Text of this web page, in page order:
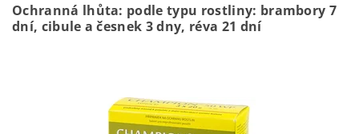
Ochranná lhůta: podle typu rostliny: brambory 7
dní, cibule a česnek 3 dny, réva 21 dní